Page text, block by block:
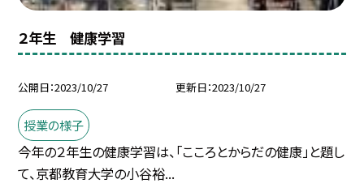
２年生 健康学習
公開日 2023/10/27 更新日 2023/10/27
授業の様子
今年の２年生の健康学習は、「こころとからだの健康」と題し
て、京都教育大学の小谷裕...